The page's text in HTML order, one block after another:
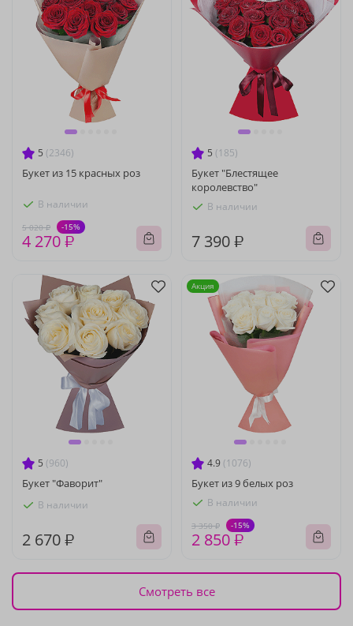
5 (2346)
Букет из 15 красных роз
В наличии
5 020 ₽ -15%
4 270 ₽
5 (185)
Букет "Блестящее
королевство"
В наличии
7 390 ₽
5 (960)
Букет "Фаворит"
В наличии
2 670 ₽
4.9 (1076)
Букет из 9 белых роз
В наличии
3 350 ₽ -15%
2 850 ₽
Акция
Смотреть все